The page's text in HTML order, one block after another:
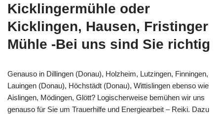
Kicklingermühle oder
Kicklingen, Hausen, Fristinger
Mühle -Bei uns sind Sie richtig
Genauso in Dillingen (Donau), Holzheim, Lutzingen, Finningen,
Lauingen (Donau), Höchstädt (Donau), Wittislingen ebenso wie
Aislingen, Mödingen, Glött? Logischerweise bemühen wir uns
genauso für Sie um Trauerhilfe und Energiearbeit – Reiki. Dazu